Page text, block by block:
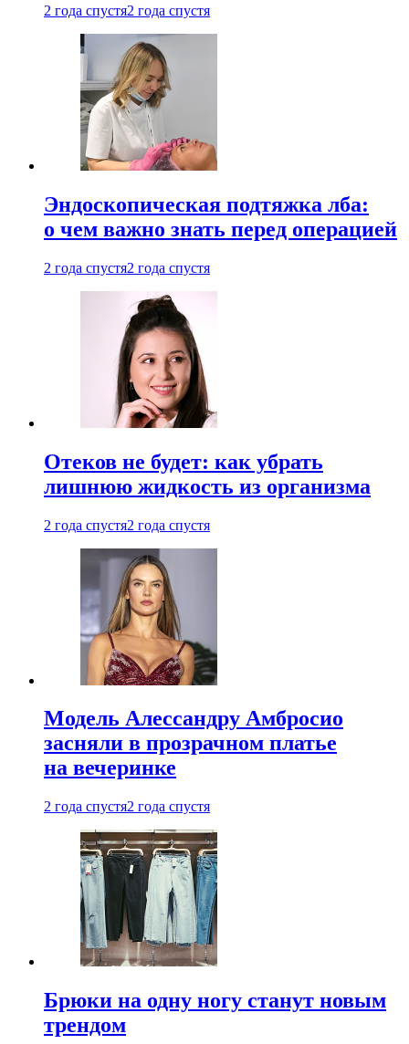
2 года спустя2 года спустя
Эндоскопическая подтяжка лба:
о чем важно знать перед операцией
2 года спустя2 года спустя
Отеков не будет: как убрать
лишнюю жидкость из организма
2 года спустя2 года спустя
Модель Алессандру Амбросио
засняли в прозрачном платье
на вечеринке
2 года спустя2 года спустя
Брюки на одну ногу станут новым
трендом